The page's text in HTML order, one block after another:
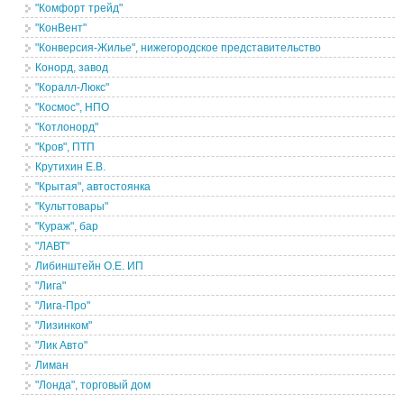
"Комфорт трейд"
"КонВент"
"Конверсия-Жилье", нижегородское представительство
Конорд, завод
"Коралл-Люкс"
"Космос", НПО
"Котлонорд"
"Кров", ПТП
Крутихин Е.В.
"Крытая", автостоянка
"Культтовары"
"Кураж", бар
"ЛАВТ"
Либинштейн О.Е. ИП
"Лига"
"Лига-Про"
"Лизинком"
"Лик Авто"
Лиман
"Лонда", торговый дом